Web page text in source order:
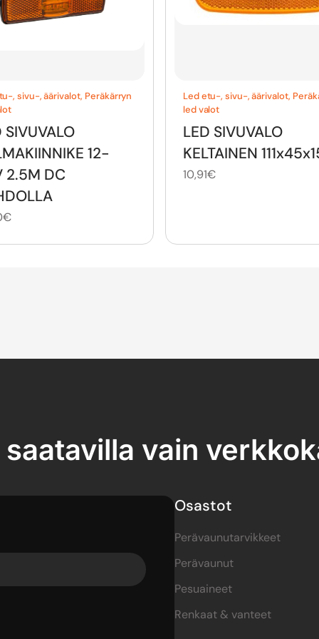
, sivu-, äärivalot, Peräkärryn
SIVUVALO
12-
2.5M DC
€
Led etu-, sivu-, äärivalot,
led valot
LED SIVUVALO
KELTAINEN
10,91€
vain
Osastot
Perävaunutarvikkeet
Perävaunut
Pesuaineet
Renkaat & vanteet